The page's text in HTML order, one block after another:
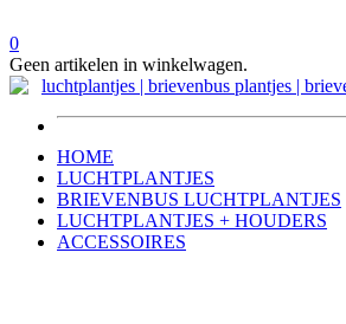
0
Geen artikelen in winkelwagen.
HOME
LUCHTPLANTJES
BRIEVENBUS LUCHTPLANTJES
LUCHTPLANTJES + HOUDERS
ACCESSOIRES